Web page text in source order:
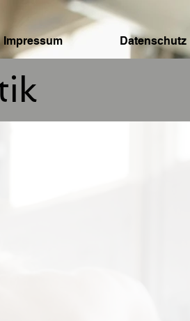
Impressum Datenschutz